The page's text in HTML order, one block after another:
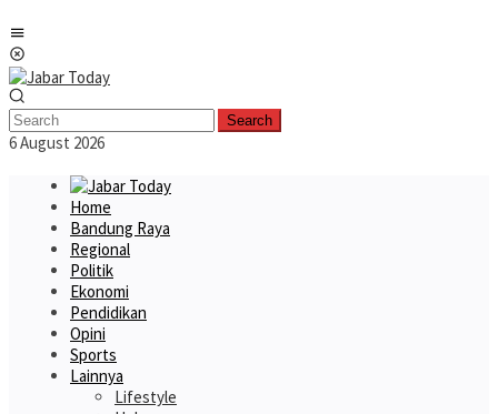
to
content
Search
6 August 2026
Home
Bandung Raya
Regional
Politik
Ekonomi
Pendidikan
Opini
Sports
Lainnya
Lifestyle